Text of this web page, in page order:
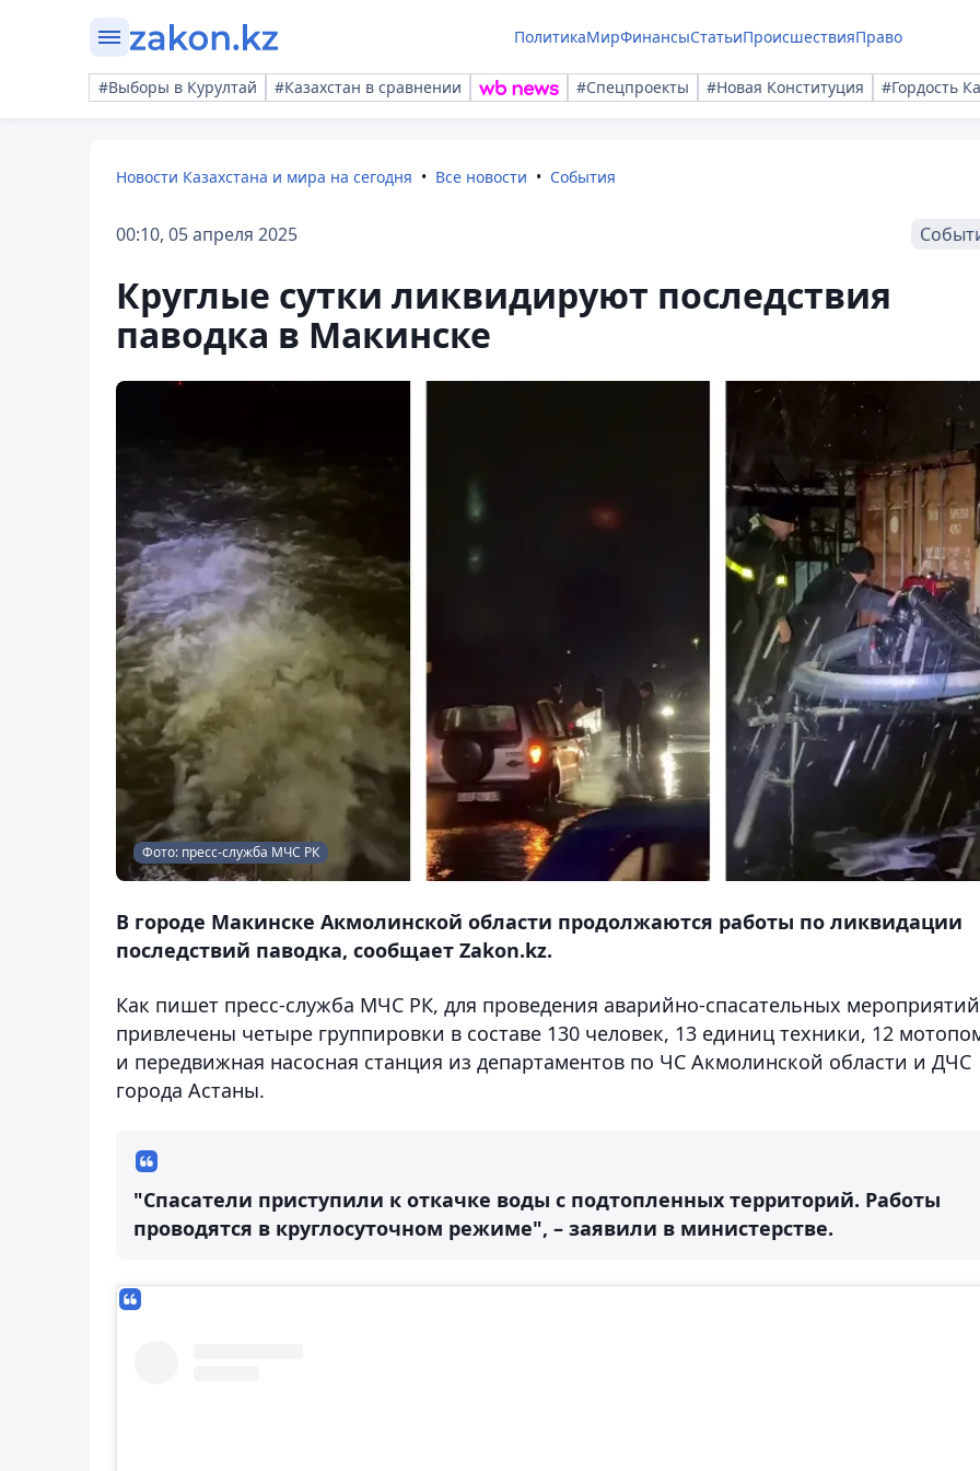
ПолитикаМирФинансыСтатьиПроисшествияПраво
#Выборы в Курултай #Казахстан в сравнении #Спецпроекты #Новая Конституция #Гордость
Новости Казахстана и мира на сегодня Все новости События
00:10, 05 апреля 2025
Круглые сутки ликвидируют последствия
паводка в Макинске
Фото: пресс-служба МЧС РК
В городе Макинске Акмолинской области продолжаются работы по ликвидации
последствий паводка, сообщает Zakon.kz.
Как пишет пресс-служба МЧС РК, для проведения аварийно-спасательных мероприятий
привлечены четыре группировки в составе 130 человек, 13 единиц техники, 12
и передвижная насосная станция из департаментов по ЧС Акмолинской области и ДЧС
города Астаны.
"Спасатели приступили к откачке воды с подтопленных территорий. Работы
проводятся в круглосуточном режиме", – заявили в министерстве.